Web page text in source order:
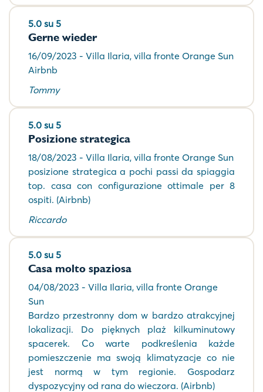
5.0 su 5
Gerne wieder
16/09/2023 - Villa Ilaria, villa fronte Orange Sun
Airbnb
Tommy
5.0 su 5
Posizione strategica
18/08/2023 - Villa Ilaria, villa fronte Orange Sun
posizione strategica a pochi passi da spiaggia
top. casa con configurazione ottimale per 8
ospiti. (Airbnb)
Riccardo
5.0 su 5
Casa molto spaziosa
04/08/2023 - Villa Ilaria, villa fronte Orange
Sun
Bardzo przestronny dom w bardzo atrakcyjnej
lokalizacji. Do pięknych plaż kilkuminutowy
spacerek. Co warte podkreślenia każde
pomieszczenie ma swoją klimatyzacje co nie
jest normą w tym regionie. Gospodarz
dyspozycyjny od rana do wieczora. (Airbnb)